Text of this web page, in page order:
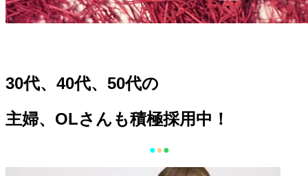
30代、40代、50代の
主婦、OLさんも積極採用中！
●●●